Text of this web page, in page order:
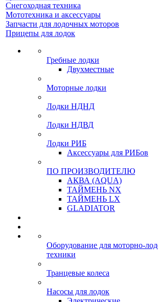
Снегоходная техника
Мототехника и аксессуары
Запчасти для лодочных моторов
Прицепы для лодок
Гребные лодки
Двухместные
Моторные лодки
Лодки НДНД
Лодки НДВД
Лодки РИБ
Аксессуары для РИБов
ПО ПРОИЗВОДИТЕЛЮ
АКВА (AQUA)
ТАЙМЕНЬ NX
ТАЙМЕНЬ LX
GLADIATOR
Оборудование для моторно-
техники
Транцевые колеса
Насосы для лодок